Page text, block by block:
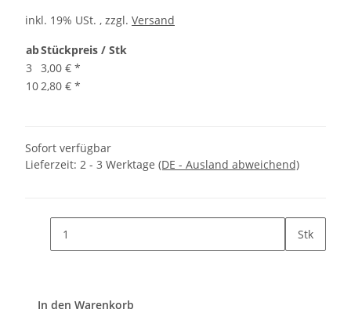
inkl. 19% USt. , zzgl. Versand
abStückpreis / Stk
3
3,00 € *
102,80 € *
Sofort verfügbar
Lieferzeit: 2 - 3 Werktage (DE - Ausland abweichend)
Stk
In den Warenkorb